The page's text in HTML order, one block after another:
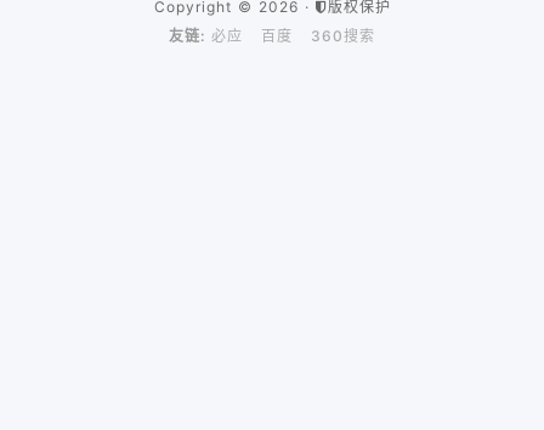
Copyright © 2026 ·
版权保护
友链: 必应 百度 360搜索